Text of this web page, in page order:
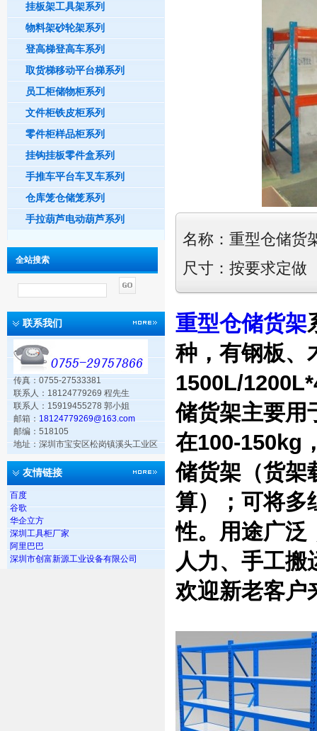
挂板架工具架系列
物料架砂轮架系列
登高梯登高车系列
取货梯移动平台梯系列
员工柜储物柜系列
文件柜铁皮柜系列
零件柜样品柜系列
挂钩挂板零件盒系列
手推车平台车叉车系列
仓库笼仓储笼系列
手拉葫芦电动葫芦系列
全站搜索
联系我们
传真：0755-27533381
联系人：18124779269 程先生
联系人：15919455278 郭小姐
邮箱：18124779269@163.com
邮编：518105
地址：深圳市宝安区松岗镇溪头工业区
友情链接
百度
谷歌
华企立方
深圳工具柜厂家
阿里巴巴
深圳市创富新源工业设备有限公司
名称： 重型仓储货
尺寸：按要求定做
重型仓储货架
种，有钢板、
1500L/
储货架主要用
在100-150kg
储货架（货架
算）；可将多
性。用途广泛
人力、手工搬
欢迎新老客